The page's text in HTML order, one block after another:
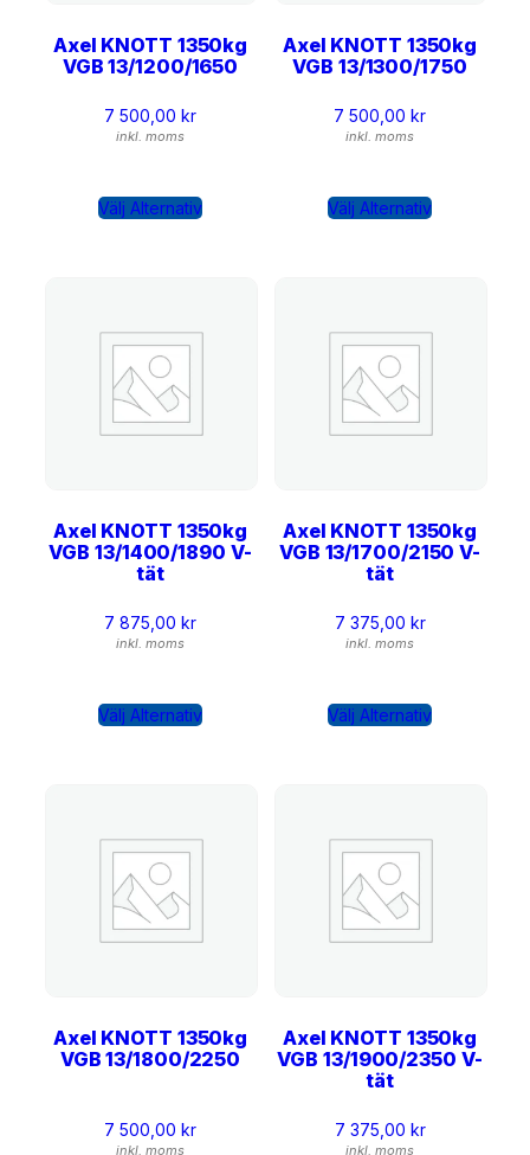
Axel KNOTT 1350kg
VGB 13/1200/1650
7 500,00 kr
inkl. moms
Välj Alternativ
Axel KNOTT 1350kg
VGB 13/1300/1750
7 500,00 kr
inkl. moms
Välj Alternativ
Axel KNOTT 1350kg
VGB 13/1400/1890 V-
tät
7 875,00 kr
inkl. moms
Välj Alternativ
Axel KNOTT 1350kg
VGB 13/1700/2150 V-
tät
7 375,00 kr
inkl. moms
Välj Alternativ
Axel KNOTT 1350kg
VGB 13/1800/2250
7 500,00 kr
inkl. moms
Axel KNOTT 1350kg
VGB 13/1900/2350 V-
tät
7 375,00 kr
inkl. moms